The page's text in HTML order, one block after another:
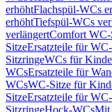
erhöhtFlachspül-WCs
erhöhtTiefspül-WCs
verlängertComfort WC-
SitzeErsatzteile für
SitzringeWCs für
WCsErsatzteile für
WCsWC-Sitze für
SitzeErsatzteile für
SitzringeHock-WCsMit